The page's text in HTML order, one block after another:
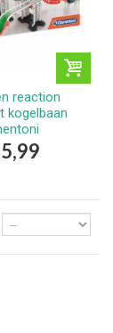
reaction
kogelbaan